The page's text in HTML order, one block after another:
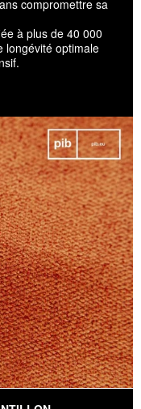
compromettre sa
à plus de 40 000
longévité optimale